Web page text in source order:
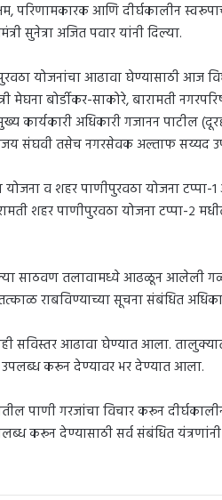
परिणामकारक आणि दीर्घकालीन
सुनेत्रा अजित पवार यांनी दिल्या.
योजनांचा आढावा घेण्यासाठी आज
मेघना बोर्डीकर-साकोरे, बारामती
अधिकारी गजानन पाटील
संघवी तसेच नगरसेवक अल्ताफ सय्यद
व शहर पाणीपुरवठा योजना टप्पा-
शहर पाणीपुरवठा योजना टप्पा-
साठवण तलावामध्ये आढळून आलेली
राबविण्याच्या सूचना संबंधित
सविस्तर आढावा घेण्यात आला.
उपलब्ध करून देण्यावर भर देण्यात आला.
पाणी गरजांचा विचार करून
करून देण्यासाठी सर्व संबंधित